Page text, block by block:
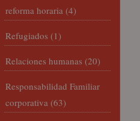
reforma horaria (4)
Refugiados (1)
Relaciones humanas (20)
Responsabilidad Familiar
corporativa (63)